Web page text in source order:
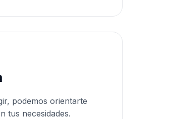
podemos orientarte
tus necesidades.